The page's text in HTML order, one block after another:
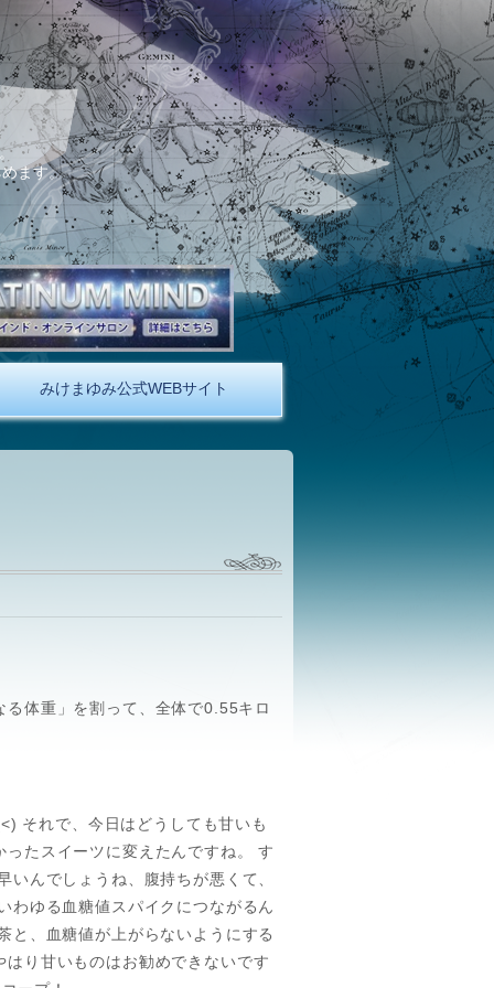
ます。
みけまゆみ公式WEBサイト
体重」を割って、全体で0.55キロ
それで、今日はどうしても甘いも
たスイーツに変えたんですね。 す
んでしょうね、腹持ちが悪くて、
わゆる血糖値スパイクにつながるん
と、血糖値が上がらないようにする
り甘いものはお勧めできないです